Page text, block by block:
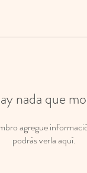
nada que
agregue
podrás verla aquí.